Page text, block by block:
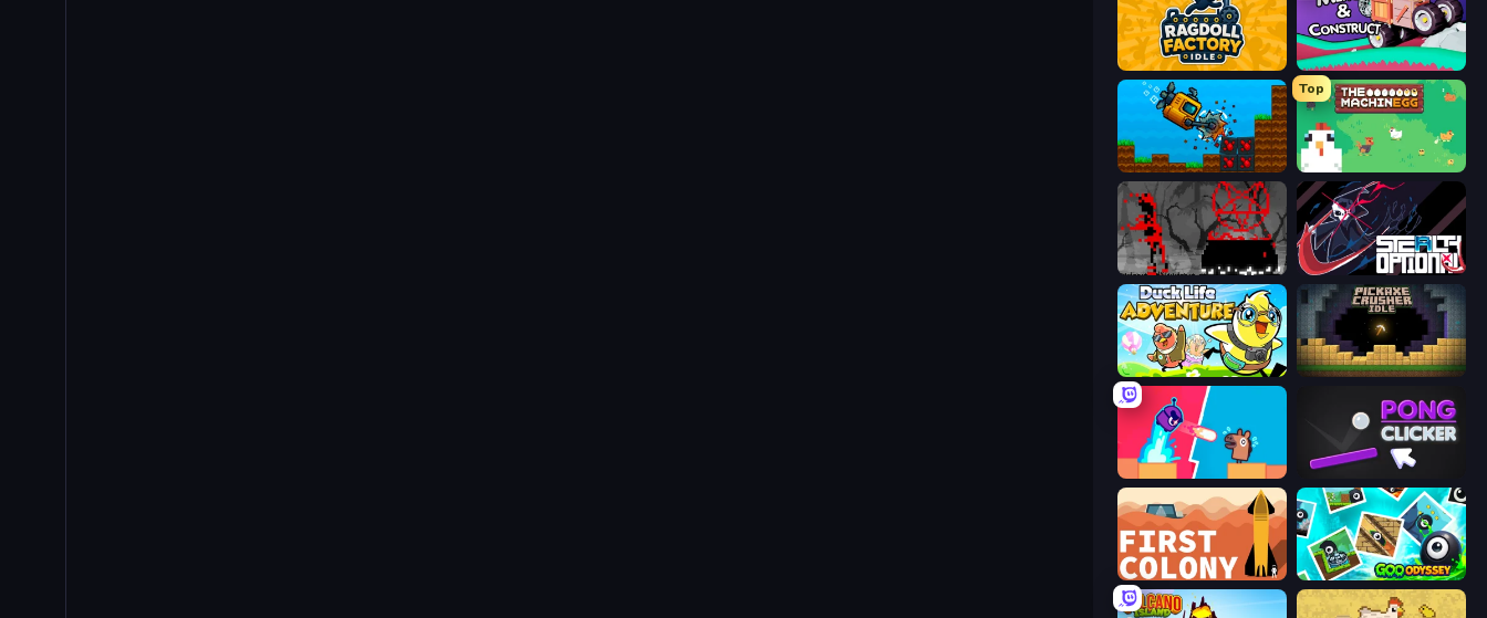
Ragdoll Factory Idle Merge & Construct
Aqua Miner: Underwater Drilling Game
Top
The MachinEGG
Witchy Sacrifices Stealth Optional
Duck Life: Adventure (Demo) Pickaxe Crusher Idle
Boom Slingers ReBoom Pong Clicker
First Colony Goo Odyssey